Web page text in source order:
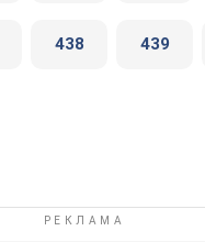
438 439